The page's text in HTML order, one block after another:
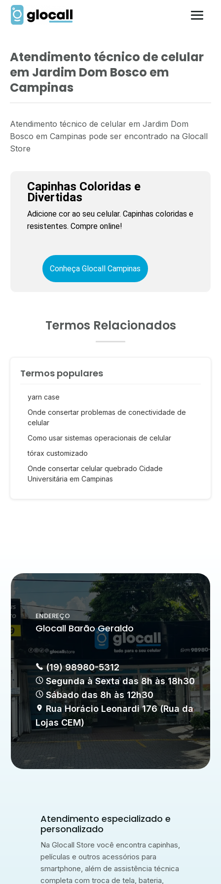
Atendimento técnico de celular
em Jardim Dom Bosco em
Campinas
Atendimento técnico de celular em Jardim Dom
Bosco em Campinas pode ser encontrado na Glocall
Store
Capinhas Coloridas e
Divertidas
Adicione cor ao seu celular. Capinhas coloridas e
resistentes. Compre online!
Conheça Glocall Campinas
Termos Relacionados
Termos populares
yarn case
Onde consertar problemas de conectividade de
celular
Como usar sistemas operacionais de celular
tórax customizado
Onde consertar celular quebrado Cidade
Universitária em Campinas
ENDEREÇO
Glocall Barão Geraldo
(19) 98980-5312
Segunda à Sexta das 8h às 18h30
Sábado das 8h às 12h30
Rua Horácio Leonardi 176 (Rua da
Lojas CEM)
Atendimento especializado e
personalizado
Na Glocall Store você encontra capinhas,
películas e outros acessórios para
smartphone, além de assistência técnica
completa com troca de tela, bateria,